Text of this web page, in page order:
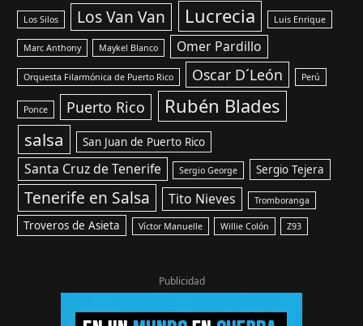
Los Silos Los Van Van Lucrecia Luis Enrique
Marc Anthony Maykel Blanco Omer Pardillo
Orquesta Filarmónica de Puerto Rico Oscar D´León Perú
Ponce Puerto Rico Rubén Blades
salsa San Juan de Puerto Rico
Santa Cruz de Tenerife Sergio George Sergio Tejera
Tenerife en Salsa Tito Nieves Tromboranga
Troveros de Asieta Víctor Manuelle Willie Colón Z93
Publicidad